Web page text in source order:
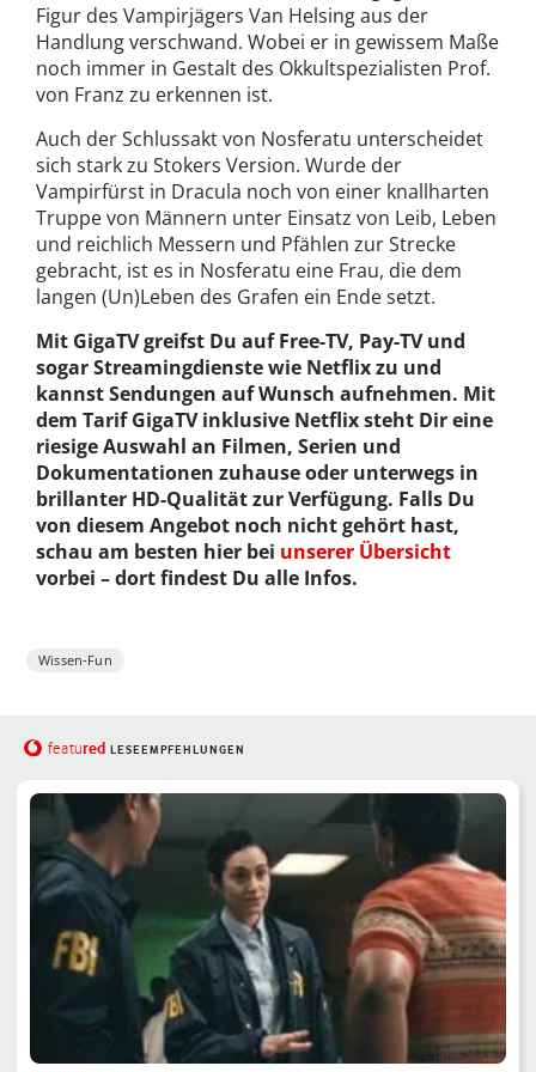
Figur des Vampirjägers Van Helsing aus der
Handlung verschwand. Wobei er in gewissem Maße
noch immer in Gestalt des Okkultspezialisten Prof.
von Franz zu erkennen ist.
Auch der Schlussakt von Nosferatu unterscheidet
sich stark zu Stokers Version. Wurde der
Vampirfürst in Dracula noch von einer knallharten
Truppe von Männern unter Einsatz von Leib, Leben
und reichlich Messern und Pfählen zur Strecke
gebracht, ist es in Nosferatu eine Frau, die dem
langen (Un)Leben des Grafen ein Ende setzt.
Mit GigaTV greifst Du auf Free-TV, Pay-TV und
sogar Streamingdienste wie Netflix zu und
kannst Sendungen auf Wunsch aufnehmen. Mit
dem Tarif GigaTV inklusive Netflix steht Dir eine
riesige Auswahl an Filmen, Serien und
Dokumentationen zuhause oder unterwegs in
brillanter HD-Qualität zur Verfügung. Falls Du
von diesem Angebot noch nicht gehört hast,
schau am besten hier bei unserer Übersicht
vorbei – dort findest Du alle Infos.
Wissen-Fun
featured LESEEMPFEHLUNGEN